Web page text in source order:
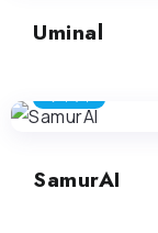
Uminal
SamurAI